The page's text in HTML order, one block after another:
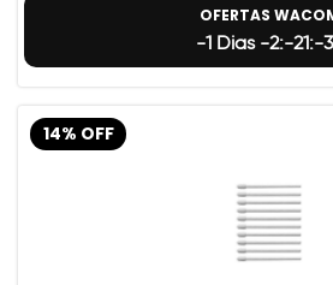
OFERTAS
-1 Dias -2:-21:-
14% OFF